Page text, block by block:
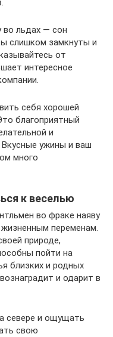
во льдах — сон
слишком замкнуты и
от
интересное
себя хорошей
благоприятный
и
ужины и ваш
много
к веселью
во фраке наяву
переменам.
природе,
пойти на
близких и родных
и одарит в
севере и ощущать
свою